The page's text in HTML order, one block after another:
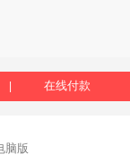
在线付款
脑版